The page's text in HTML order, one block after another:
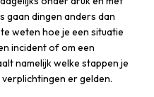
gaan dingen anders dan
weten hoe je een situatie
incident of om een
namelijk welke stappen je
er gelden.